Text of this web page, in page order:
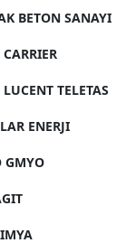
BETON SANAYI
TELETAS
ENERJI
GMYO